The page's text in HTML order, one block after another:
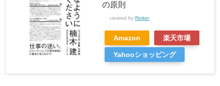
の原則
created by Rinker
Amazon 楽天市場
Yahooショッピング